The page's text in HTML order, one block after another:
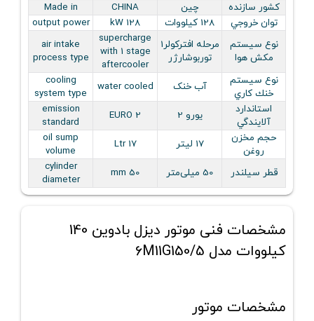
کشور سازنده
چین CHINA
Made in
توان خروجي
128 کیلووات 128 kW
output power
نوع سيستم
مكش هوا
مرحله افتركولر1
توربوشارژر
supercharge
with 1 stage
aftercooler
air intake
process type
نوع سيستم
خنك كاري
آب خنک water cooled
cooling
system type
استاندارد
آلايندگي
یورو 2 EURO 2
emission
standard
حجم مخزن
روغن
17 لیتر Ltr 17
oil sump
volume
قطر سيلندر
50 میلی‌متر 50 mm
cylinder
diameter
مشخصات فنی موتور دیزل بادوین 140
کیلووات مدل 6M11G150/5
مشخصات موتور